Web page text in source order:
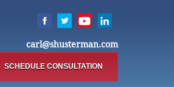
carl@shusterman.com
SCHEDULE CONSULTATION